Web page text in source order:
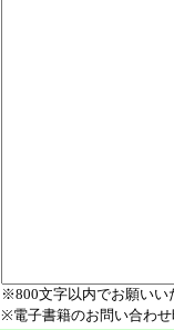
※800文字以内でお願いい
※電子書籍のお問い合わ